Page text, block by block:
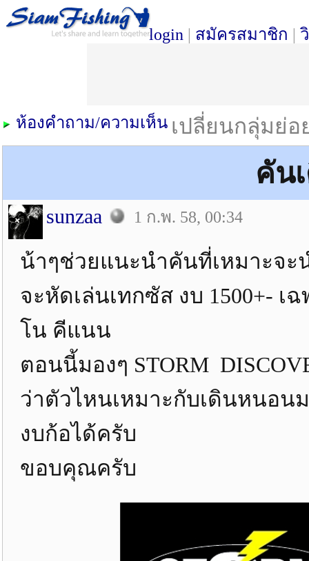
login | สมัครสมาชิก |
เปลี่ยนกลุ่มย่
ห้องคำถาม/ความเห็น
คัน
sunzaa 1 ก.พ. 58, 00:34
น้าๆช่วยแนะนำคันที่เหมาะจ
จะหัดเล่นเทกซัส งบ 1500+-
โน คีแนน
ตอนนี้มองๆ STORM
ว่าตัวไหนเหมาะกับเดินหนอ
งบก้อได้ครับ
ขอบคุณครับ